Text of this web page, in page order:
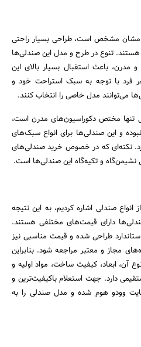
مشخص است، طراحی بسیار راحتی
هستند. تنوع در طرح و مدل این صندلی‌ها
باعث استقبال بسیار بالای این
فرد با توجه به سبک استراحت خود و
می‌توانند مدل خاصی را انتخاب کنند.
تنها مختص دکوراسیون‌های مدرن است،
و این صندلی‌ها برای انواع سبک‌های
نکته‌ای که در خصوص خرید صندلی‌های
نشیمن‌گاه و تکیه‌گاه این صندلی‌ها است.
انواع صندلی اشاره کردیم، به این نتیجه
دارای قیمت‌های مختلفی هستند.
طراحی شده و قیمت مناسبی نیز
مجاز و معتبر مراجعه شود. بنابراین
آن، ابعاد، کیفیت ساخت، مواد اولیه و
دارد. جهت استعلام باکیفیت‌ترین و
وودو هوم شده و مدل صندلی را به